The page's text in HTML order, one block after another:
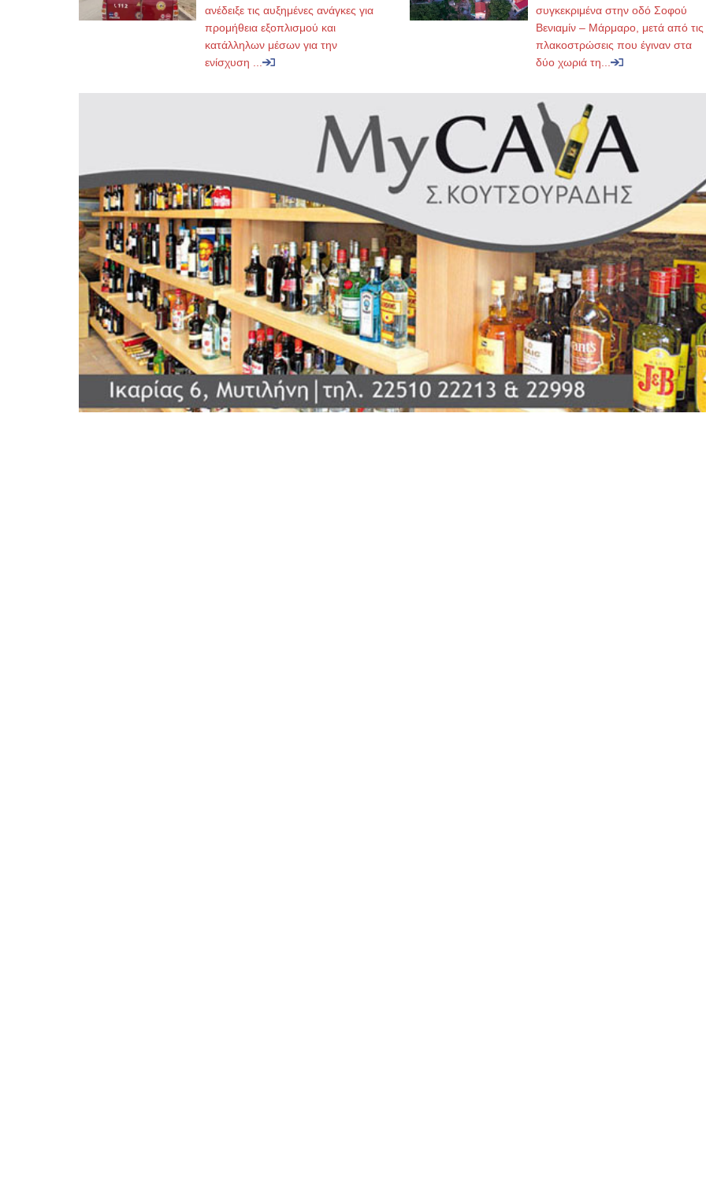
ανέδειξε τις αυξημένες ανάγκες για
προμήθεια εξοπλισμού και
κατάλληλων μέσων για την
ενίσχυση ...
συγκεκριμένα στην οδό Σοφού
Βενιαμίν – Μάρμαρο, μετά από τις
πλακοστρώσεις που έγιναν στα
δύο χωριά τη...